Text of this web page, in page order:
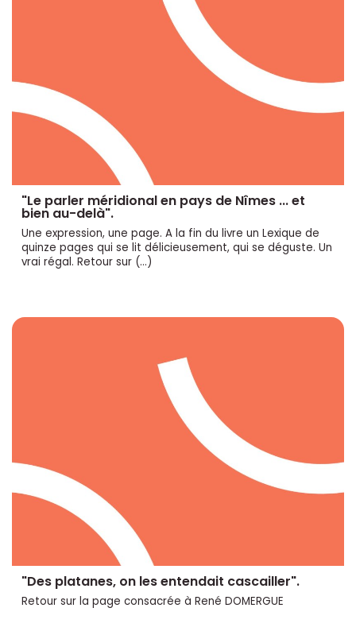
"Le parler méridional en pays de Nîmes ... et
bien au-delà".
Une expression, une page. A la fin du livre un Lexique de
quinze pages qui se lit délicieusement, qui se déguste. Un
vrai régal. Retour sur (…)
"Des platanes, on les entendait cascailler".
Retour sur la page consacrée à René DOMERGUE